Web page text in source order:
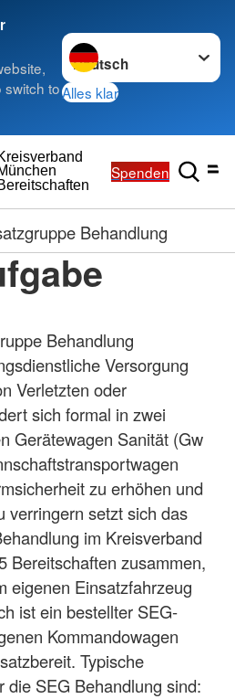
to
Sprache wechseln zu
Alles klar
Spenden
Behandlung
Behandlung
Versorgung
Verletzten oder
sich formal in zwei
Gerätewagen Sanität (Gw
zu erhöhen und
verringern setzt sich das
im Kreisverband
Bereitschaften zusammen,
eigenen Einsatzfahrzeug
ist ein bestellter SEG-
Kommandowagen
Typische
die SEG Behandlung sind: